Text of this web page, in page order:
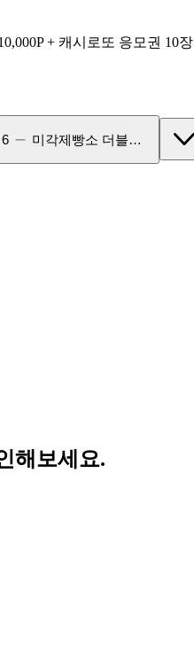
+ 캐시로또 응모권 10장
7 고100 촉촉 고구마 스틱
해보세요.